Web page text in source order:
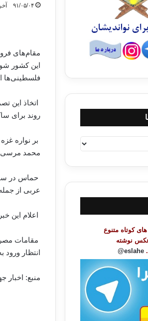
۹۱/۰۵/۰۴
مقام‌های
این کشور
فلسطینی‌ها
اتخاذ این
روند برای
بر نواره
محمد مرسی
عربی از
اعلام این
مقامات
انتظار ورود
منبع: اخبار
کوتاه متنوع
نوشته
eslahe@